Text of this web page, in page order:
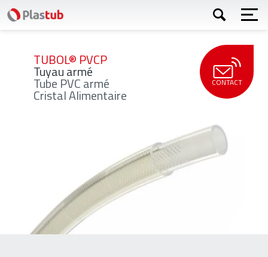
Aller
au
Rechercher
TUBOL® PVCP
Tuyau armé
Tube PVC armé
Cristal Alimentaire
CONTACT